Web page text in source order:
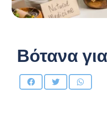
Βότανα